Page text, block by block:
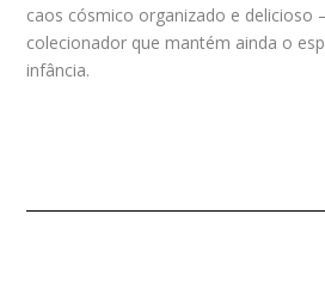
caos cósmico organizado e delicioso
colecionador que mantém ainda o
infância.